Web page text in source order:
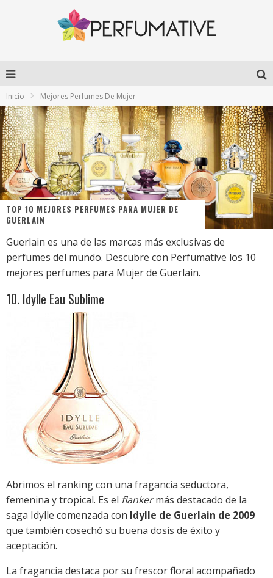
Inicio Mejores Perfumes De Mujer
TOP 10 MEJORES PERFUMES PARA MUJER DE
GUERLAIN
Guerlain es una de las marcas más exclusivas de
perfumes del mundo. Descubre con Perfumative los 10
mejores perfumes para Mujer de Guerlain.
10. Idylle Eau Sublime
Abrimos el ranking con una fragancia seductora,
femenina y tropical. Es el flankermás destacado de la
saga Idylle comenzada con Idylle de Guerlain de 2009
que también cosechó su buena dosis de éxito y
aceptación.
La fragancia destaca por su frescor floral acompañado